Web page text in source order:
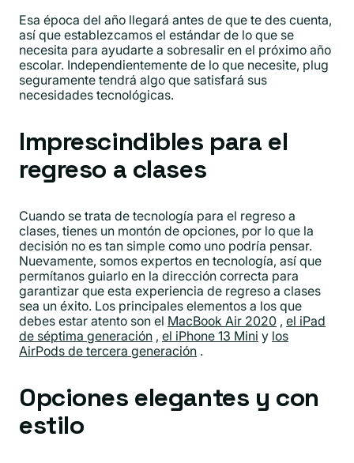
Esa época del año llegará antes de que te des cuenta,
así que establezcamos el estándar de lo que se
necesita para ayudarte a sobresalir en el próximo año
escolar. Independientemente de lo que necesite, plug
seguramente tendrá algo que satisfará sus
necesidades tecnológicas.
Imprescindibles para el
regreso a clases
Cuando se trata de tecnología para el regreso a
clases, tienes un montón de opciones, por lo que la
decisión no es tan simple como uno podría pensar.
Nuevamente, somos expertos en tecnología, así que
permítanos guiarlo en la dirección correcta para
garantizar que esta experiencia de regreso a clases
sea un éxito. Los principales elementos a los que
debes estar atento son el MacBook Air 2020 , el iPad
de séptima generación , el iPhone 13 Mini y los
AirPods de tercera generación .
Opciones elegantes y con
estilo